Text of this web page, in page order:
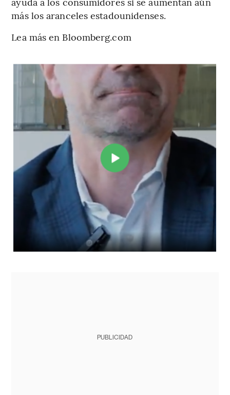
más los aranceles estadounidenses.
Lea más en Bloomberg.com
PUBLICIDAD